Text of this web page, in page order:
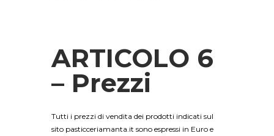
ARTICOLO 6
– Prezzi
Tutti i prezzi di vendita dei prodotti indicati sul
sito pasticceriamanta.it sono espressi in Euro e